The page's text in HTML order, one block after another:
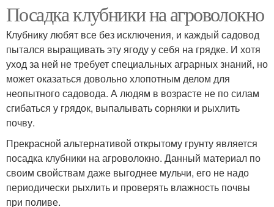
Посадка клубники на агроволокно
Клубнику любят все без исключения, и каждый садовод
пытался выращивать эту ягоду у себя на грядке. И хотя
уход за ней не требует специальных аграрных знаний, но
может оказаться довольно хлопотным делом для
неопытного садовода. А людям в возрасте не по силам
сгибаться у грядок, выпалывать сорняки и рыхлить
почву.
Прекрасной альтернативой открытому грунту является
посадка клубники на агроволокно. Данный материал по
своим свойствам даже выгоднее мульчи, его не надо
периодически рыхлить и проверять влажность почвы
при поливе.